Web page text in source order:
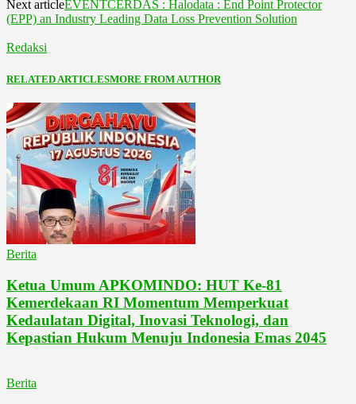
Next articleEVENTCERDAS : Halodata : End Point Protector
(EPP) an Industry Leading Data Loss Prevention Solution
Redaksi
RELATED ARTICLESMORE FROM AUTHOR
Berita
Ketua Umum APKOMINDO: HUT Ke-81
Kemerdekaan RI Momentum Memperkuat
Kedaulatan Digital, Inovasi Teknologi, dan
Kepastian Hukum Menuju Indonesia Emas 2045
Berita